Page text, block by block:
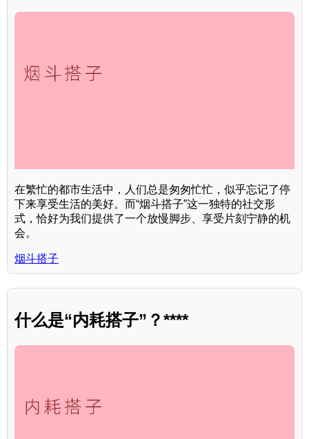
在繁忙的都市生活中，人们总是匆匆忙忙，似乎忘记了停
下来享受生活的美好。而“烟斗搭子”这一独特的社交形
式，恰好为我们提供了一个放慢脚步、享受片刻宁静的机
会。
烟斗搭子
什么是“内耗搭子”？****